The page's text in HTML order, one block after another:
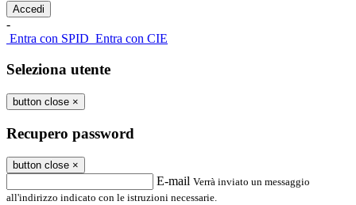
-
Entra con SPID Entra con CIE
Seleziona utente
button close ×
Recupero password
button close ×
E-mail Verrà inviato un messaggio
all'indirizzo indicato con le istruzioni necessarie.